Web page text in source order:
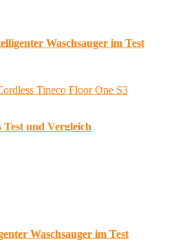
Waschsauger im Test
Test und Vergleich
Waschsauger im Test